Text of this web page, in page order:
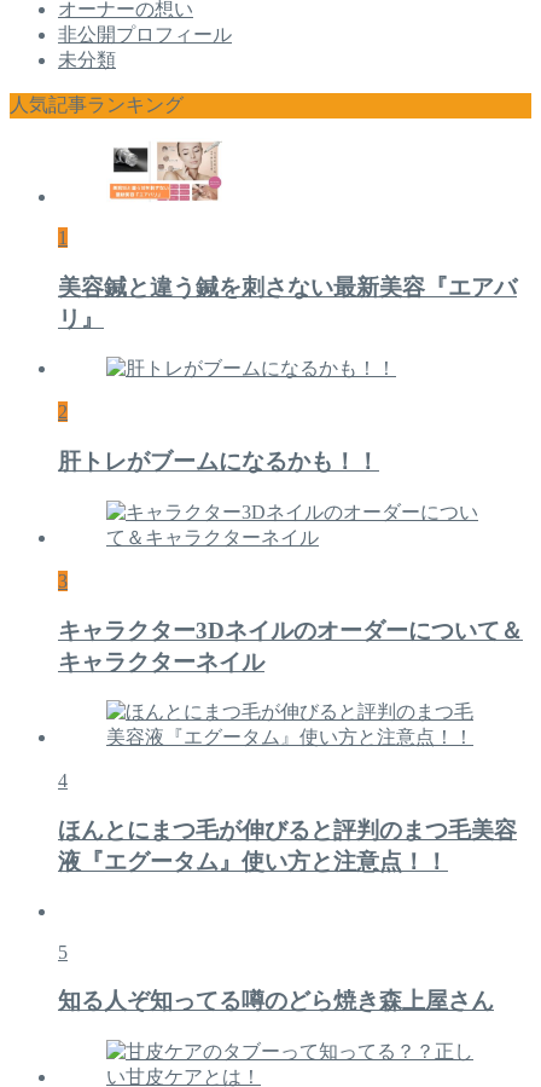
オーナーの想い
非公開プロフィール
未分類
人気記事ランキング
1
美容鍼と違う鍼を刺さない最新美容『エアバ
リ』
2
肝トレがブームになるかも！！
3
キャラクター3Dネイルのオーダーについて＆
キャラクターネイル
4
ほんとにまつ毛が伸びると評判のまつ毛美容
液『エグータム』使い方と注意点！！
5
知る人ぞ知ってる噂のどら焼き森上屋さん